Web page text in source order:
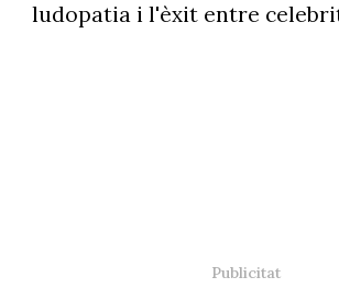
ludopatia i l'èxit entre